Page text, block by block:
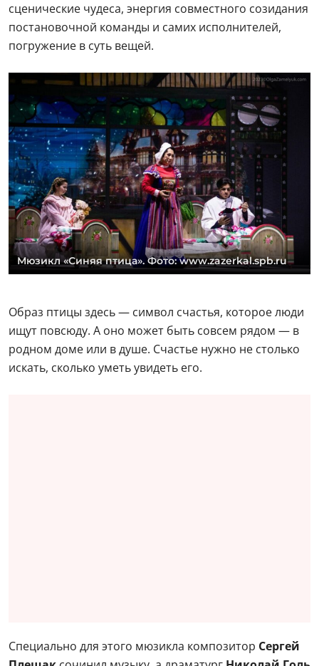
сценические чудеса, энергия совместного созидания
постановочной команды и самих исполнителей,
погружение в суть вещей.
Мюзикл «Синяя птица». Фото: www.zazerkal.spb.ru
Образ птицы здесь — символ счастья, которое люди
ищут повсюду. А оно может быть совсем рядом — в
родном доме или в душе. Счастье нужно не столько
искать, сколько уметь увидеть его.
Специально для этого мюзикла композитор Сергей